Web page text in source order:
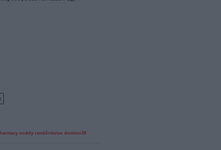
noddy rendőrmotor domino39